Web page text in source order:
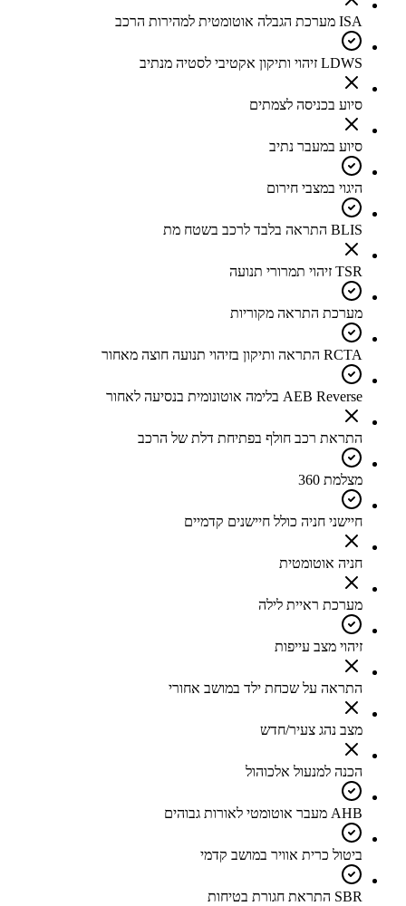
ISA מערכת הגבלה אוטומטית למהירות הרכב
LDWS זיהוי ותיקון אקטיבי לסטיה מנתיב
סיוע בכניסה לצמתים
סיוע במעבר נתיב
היגוי במצבי חירום
BLIS התראה בלבד לרכב בשטח מת
TSR זיהוי תמרורי תנועה
מערכת התראה מקוריות
RCTA התראה ותיקון בזיהוי תנועה חוצה מאחור
AEB Reverse בלימה אוטונומית בנסיעה לאחור
התראת רכב חולף בפתיחת דלת של הרכב
מצלמת 360
חיישני חניה כולל חיישנים קדמיים
חניה אוטומטית
מערכת ראיית לילה
זיהוי מצב עייפות
התראה על שכחת ילד במושב אחורי
מצב נהג צעיר/חדש
הכנה למנעול אלכוהול
AHB מעבר אוטומטי לאורות גבוהים
ביטול כרית אוויר במושב קדמי
SBR התראת חגורת בטיחות